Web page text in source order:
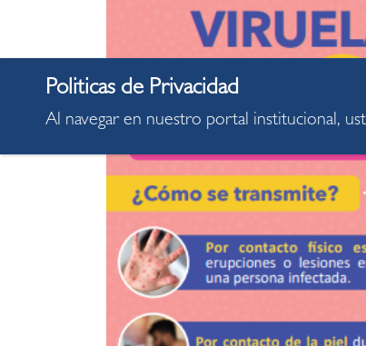
Al navegar en nuestro portal institucional,